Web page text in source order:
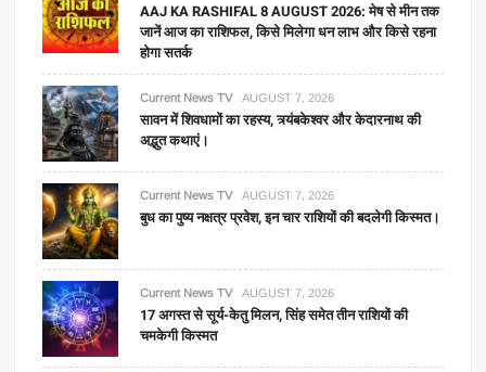
AAJ KA RASHIFAL 8 AUGUST 2026: मेष से मीन तक
जानें आज का राशिफल, किसे मिलेगा धन लाभ और किसे रहना
होगा सतर्क
Current News TV AUGUST 7, 2026
सावन में शिवधामों का रहस्य, त्र्यंबकेश्वर और केदारनाथ की
अद्भुत कथाएं।
Current News TV AUGUST 7, 2026
बुध का पुष्य नक्षत्र प्रवेश, इन चार राशियों की बदलेगी किस्मत।
Current News TV AUGUST 7, 2026
17 अगस्त से सूर्य-केतु मिलन, सिंह समेत तीन राशियों की
चमकेगी किस्मत